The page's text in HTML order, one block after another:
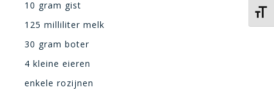
10 gram gist
125 milliliter melk
30 gram boter
4 kleine eieren
enkele rozijnen